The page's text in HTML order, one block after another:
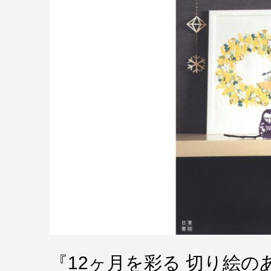
『12ヶ月を彩る 切り絵の